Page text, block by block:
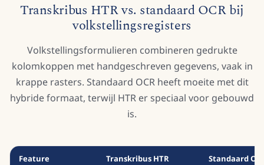
Transkribus HTR vs. standaard OCR bij
volkstellingsregisters
Volkstellingsformulieren combineren gedrukte
kolomkoppen met handgeschreven gegevens, vaak in
krappe rasters. Standaard OCR heeft moeite met dit
hybride formaat, terwijl HTR er speciaal voor gebouwd
is.
Feature Transkribus HTR Standaard